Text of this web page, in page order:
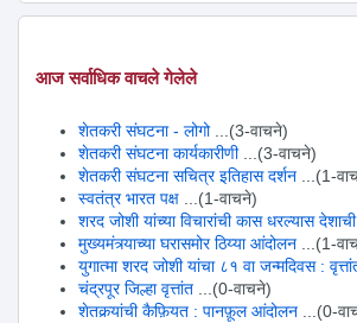
आज सर्वाधिक वाचले गेलेले
शेतकरी संघटना - लोगो ...(3-वाचने)
शेतकरी संघटना कार्यकारीणी ...(3-वाचने)
शेतकरी संघटना सचित्र इतिहास दर्शन ...(1-
स्वतंत्र भारत पक्ष ...(1-वाचने)
शरद जोशी यांच्या विचारांची कास धरल्यास
मुख्यमंत्र्याच्या घरासमोर ठिय्या आंदोलन ...(1-
युगात्मा शरद जोशी यांचा ८१ वा जन्मदिवस :
चंद्रपूर जिल्हा वृत्तांत ...(0-वाचने)
शेतकर्‍यांची कैफ़ियत : पानफ़ूल आंदोलन ...(0-